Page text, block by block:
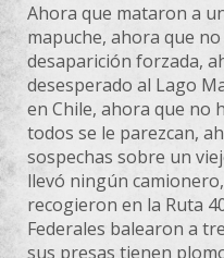
Ahora que mataron a
mapuche, ahora que
desaparición forzada,
desesperado al Lago
en Chile, ahora que no
todos se le parezcan,
sospechas sobre un
llevó ningún
recogieron en la Ruta
Federales balearon a
sus presas tienen